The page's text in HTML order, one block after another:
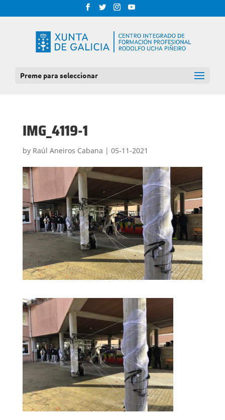
Preme para seleccionar
IMG_4119-1
by Raúl Aneiros Cabana | 05-11-2021